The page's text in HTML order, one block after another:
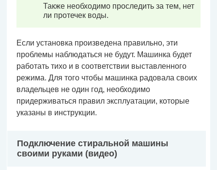
Также необходимо проследить за тем, нет
ли протечек воды.
Если установка произведена правильно, эти
проблемы наблюдаться не будут. Машинка будет
работать тихо и в соответствии выставленного
режима. Для того чтобы машинка радовала своих
владельцев не один год, необходимо
придерживаться правил эксплуатации, которые
указаны в инструкции.
Подключение стиральной машины
своими руками (видео)